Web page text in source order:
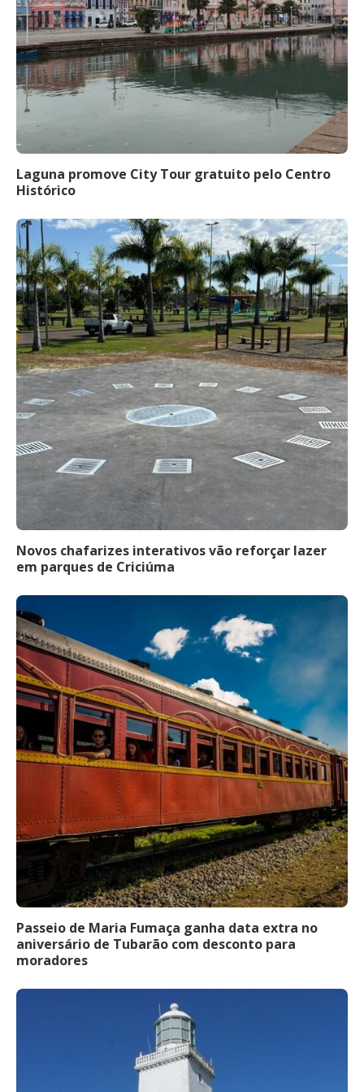
Laguna promove City Tour gratuito pelo Centro
Histórico
Novos chafarizes interativos vão reforçar lazer
em parques de Criciúma
Passeio de Maria Fumaça ganha data extra no
aniversário de Tubarão com desconto para
moradores